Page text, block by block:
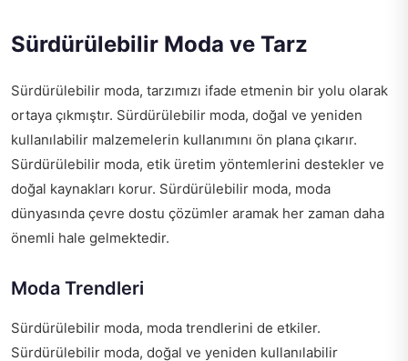
Sürdürülebilir Moda ve Tarz
Sürdürülebilir moda, tarzımızı ifade etmenin bir yolu olarak
ortaya çıkmıştır. Sürdürülebilir moda, doğal ve yeniden
kullanılabilir malzemelerin kullanımını ön plana çıkarır.
Sürdürülebilir moda, etik üretim yöntemlerini destekler ve
doğal kaynakları korur. Sürdürülebilir moda, moda
dünyasında çevre dostu çözümler aramak her zaman daha
önemli hale gelmektedir.
Moda Trendleri
Sürdürülebilir moda, moda trendlerini de etkiler.
Sürdürülebilir moda, doğal ve yeniden kullanılabilir